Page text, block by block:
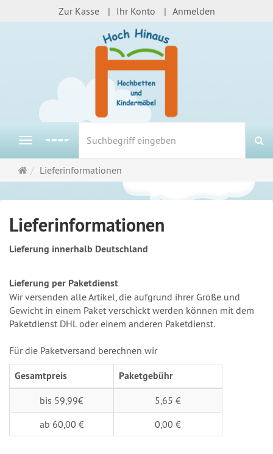
Zur Kasse Ihr Konto Anmelden
Navigation
Startseite
Lieferinformationen
Lieferinformationen
Lieferung innerhalb Deutschland
Lieferung per Paketdienst
Wir versenden alle Artikel, die aufgrund ihrer Größe und
Gewicht in einem Paket verschickt werden können mit dem
Paketdienst DHL oder einem anderen Paketdienst.
Für die Paketversand berechnen wir
Gesamtpreis Paketgebühr
bis 59,99€
5,65 €
ab 60,00 €
0,00 €